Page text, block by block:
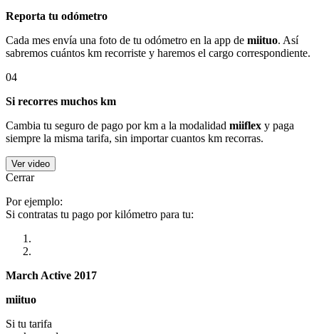
Reporta tu odómetro
Cada mes envía una foto de tu odómetro en la app de miituo. Así
sabremos cuántos km recorriste y haremos el cargo correspondiente.
04
Si recorres muchos km
Cambia tu seguro de pago por km a la modalidad miiflex y paga
siempre la misma tarifa, sin importar cuantos km recorras.
Ver video
Cerrar
Por ejemplo:
Si contratas tu pago por kilómetro para tu:
March Active 2017
miituo
Si tu tarifa